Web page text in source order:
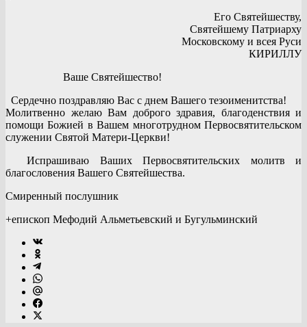
Его Святейшеству,
Святейшему Патриарху
Московскому и всея Руси
КИРИЛЛУ
Ваше Святейшество!
Сердечно поздравляю Вас с днем Вашего тезоименитства!
Молитвенно желаю Вам доброго здравия, благоденствия и
помощи Божией в Вашем многотрудном Первосвятительском
служении Святой Матери-Церкви!
Испрашиваю Ваших Первосвятительских молитв и
благословения Вашего Святейшества.
Смиренный послушник
+епископ Мефодий Альметьевский и Бугульминский